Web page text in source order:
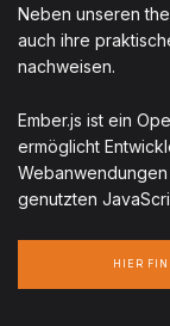
Neben unseren
auch ihre
nachweisen.
Ember.js ist ein
ermöglicht
genutzten
HIER